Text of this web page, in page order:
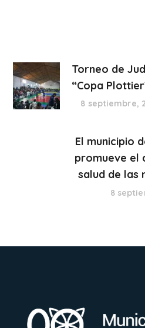
Torneo de
“Copa
8 septiembre,
El municipio
promueve el
salud de las
8